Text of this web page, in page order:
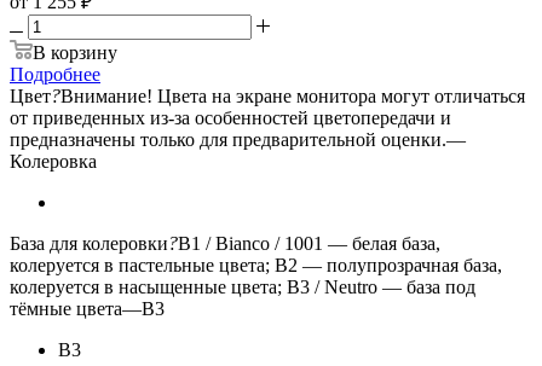
В корзину
Подробнее
Цвет?Внимание! Цвета на экране монитора могут отличаться
от приведенных из-за особенностей цветопередачи и
предназначены только для предварительной оценки.—
Колеровка
База для колеровки?B1 / Bianco / 1001 — белая база,
колеруется в пастельные цвета; B2 — полупрозрачная база,
колеруется в насыщенные цвета; B3 / Neutro — база под
тёмные цвета—B3
B3